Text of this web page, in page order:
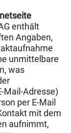
enthält
Angaben,
unmittelbare
was
Mail-Adresse)
per E-Mail
mit dem
aufnimmt,